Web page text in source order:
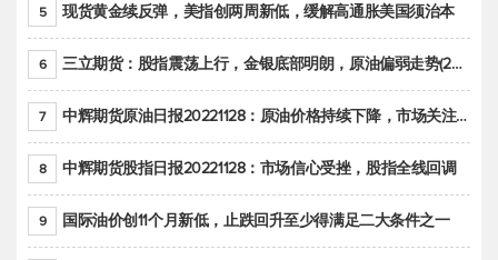
5 现货黄金续反弹，美指创两周新低，缓解高通胀美国须治本
6 三立期货：股指震荡上行，金银底部明朗，原油偏弱走势(20221128收评)
7 中辉期货原油日报20221128：原油价格持续下降，市场关注OPEC+新一轮产能政策
8 中辉期货股指日报20221128：市场信心受挫，股指全线回调
9 国际油价创11个月新低，止跌回升至少得满足二大条件之一